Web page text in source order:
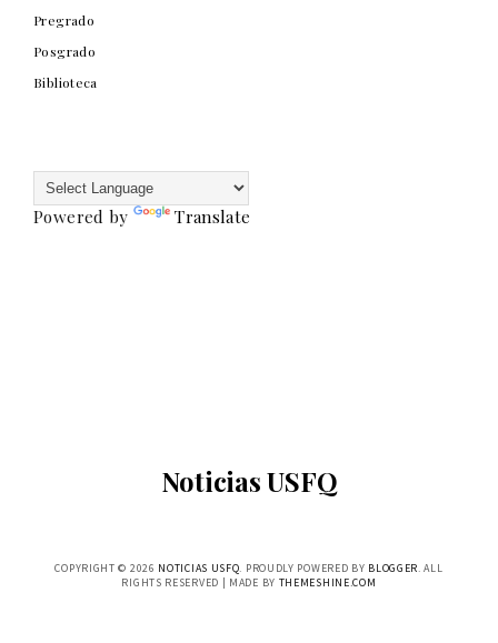
Pregrado
Posgrado
Biblioteca
Powered by Translate
Noticias USFQ
COPYRIGHT © 2026 NOTICIAS USFQ. PROUDLY POWERED BY BLOGGER. ALL
RIGHTS RESERVED | MADE BY THEMESHINE.COM